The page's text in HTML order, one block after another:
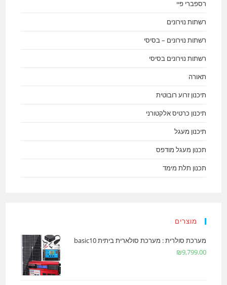
רספברי פיי
רשתות נוירונים
רשתות נוירונים – בסיסי
רשתות נוירונים בסיסי
תאורה
תיכנון זרוע רובוטית
תיכנון כרטיס אלקטורני
תיכנון מעגל
תכנון מעגל מודפס
תכנון תלת מימד
מוצרים
מערכת סולרית : מערכת סולארית ביתית basic10
₪9,799.00